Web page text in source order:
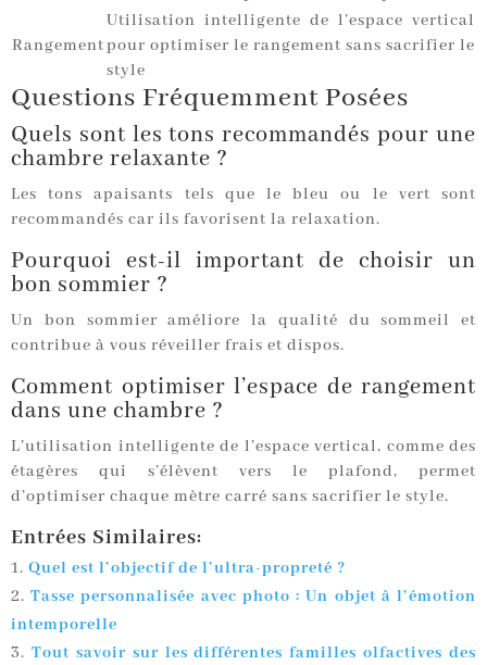
Rangement
Utilisation intelligente de l’espace vertical
pour optimiser le rangement sans sacrifier le
style
Questions Fréquemment Posées
Quels sont les tons recommandés pour une
chambre relaxante ?
Les tons apaisants tels que le bleu ou le vert sont
recommandés car ils favorisent la relaxation.
Pourquoi est-il important de choisir un
bon sommier ?
Un bon sommier améliore la qualité du sommeil et
contribue à vous réveiller frais et dispos.
Comment optimiser l’espace de rangement
dans une chambre ?
L’utilisation intelligente de l’espace vertical, comme des
étagères qui s’élèvent vers le plafond, permet
d’optimiser chaque mètre carré sans sacrifier le style.
Entrées Similaires:
Quel est l’objectif de l’ultra-propreté ?
Tasse personnalisée avec photo : Un objet à l’émotion
intemporelle
Tout savoir sur les différentes familles olfactives des